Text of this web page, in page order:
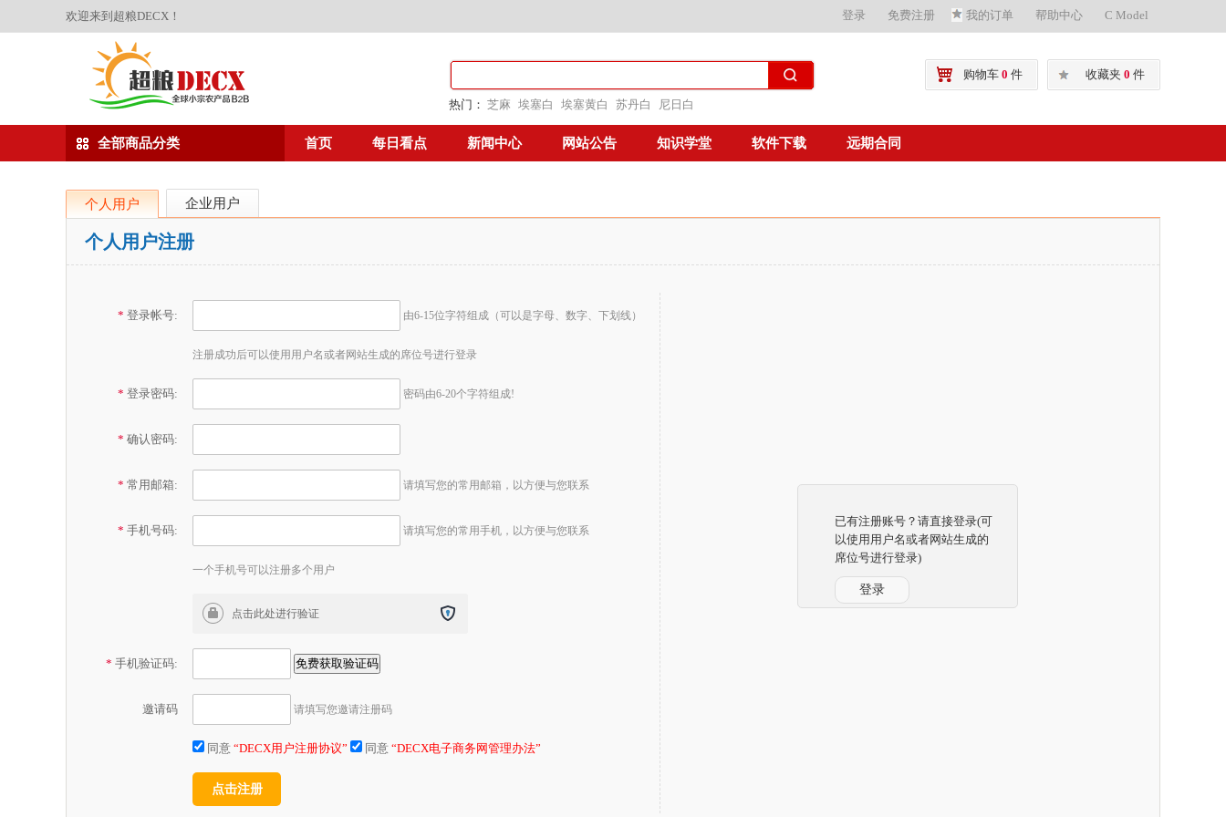
欢迎来到超粮DECX！ 登录 免费注册 我的订单 帮助中心 C Model
收藏夹 0 件
购物车 0 件
热门： 芝麻 埃塞白 埃塞黄白 苏丹白 尼日白
全部商品分类 首页 每日看点 新闻中心 网站公告 知识学堂 软件下载 远期合同
个人用户 企业用户
个人用户注册
* 登录帐号: 由6-15位字符组成（可以是字母、数字、下划线）
注册成功后可以使用用户名或者网站生成的席位号进行登录
* 登录密码: 密码由6-20个字符组成!
* 确认密码:
* 常用邮箱: 请填写您的常用邮箱，以方便与您联系
* 手机号码: 请填写您的常用手机，以方便与您联系
一个手机号可以注册多个用户
* 手机验证码:
邀请码 请填写您邀请注册码
同意 “DECX用户注册协议” 同意 “DECX电子商务网管理办法”
已有注册账号？请直接登录(可
以使用用户名或者网站生成的
席位号进行登录)
登录